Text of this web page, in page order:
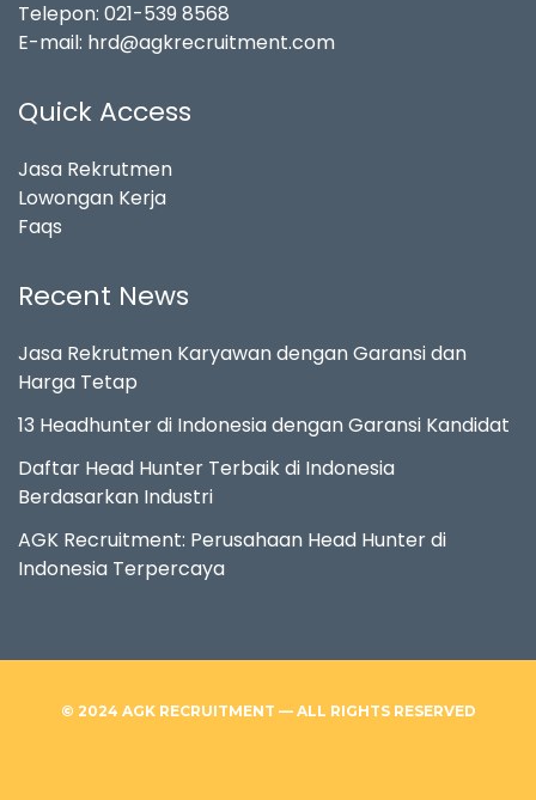
Telepon: 021-539 8568
E-mail: hrd@agkrecruitment.com
Quick Access
Jasa Rekrutmen
Lowongan Kerja
Faqs
Recent News
Jasa Rekrutmen Karyawan dengan Garansi dan
Harga Tetap
13 Headhunter di Indonesia dengan Garansi Kandidat
Daftar Head Hunter Terbaik di Indonesia
Berdasarkan Industri
AGK Recruitment: Perusahaan Head Hunter di
Indonesia Terpercaya
© 2024 AGK RECRUITMENT — ALL RIGHTS RESERVED